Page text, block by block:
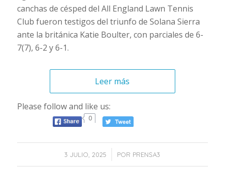
canchas de césped del All England Lawn Tennis
Club fueron testigos del triunfo de Solana Sierra
ante la británica Katie Boulter, con parciales de 6-
7(7), 6-2 y 6-1.
Leer más
Please follow and like us:
0
3 JULIO, 2025
/ POR PRENSA3